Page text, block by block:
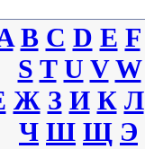
B C D E F
S T U V W
Ж З И К Л
Ч Ш Щ Э